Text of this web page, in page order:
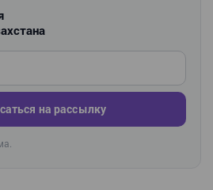
на рассылку